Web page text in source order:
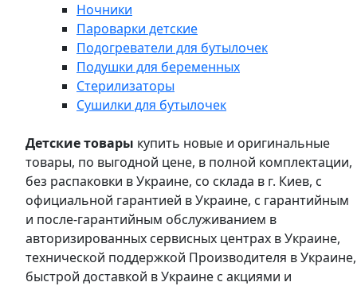
Ночники
Пароварки детские
Подогреватели для бутылочек
Подушки для беременных
Стерилизаторы
Сушилки для бутылочек
Детские товары купить новые и оригинальные
товары, по выгодной цене, в полной комплектации,
без распаковки в Украине, со склада в г. Киев, с
официальной гарантией в Украине, с гарантийным
и после-гарантийным обслуживанием в
авторизированных сервисных центрах в Украине,
технической поддержкой Производителя в Украине,
быстрой доставкой в Украине с акциями и